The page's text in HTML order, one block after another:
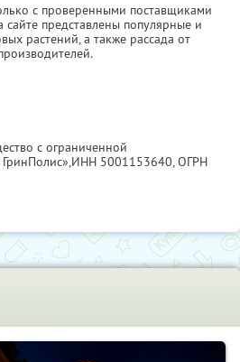
с проверенными поставщиками
сайте представлены популярные и
растений, а также рассада от
с ограниченной
ИНН 5001153640, ОГРН